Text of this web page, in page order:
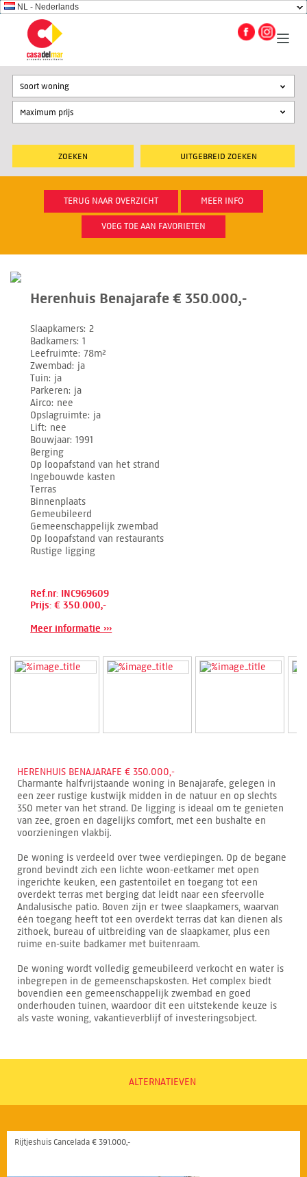
NL - Nederlands
UITGEBREID ZOEKEN
Soort woning
TERUG NAAR OVERZICHT MEER INFO
VOEG TOE AAN FAVORIETEN
Herenhuis Benajarafe € 350.000,-
Slaapkamers 2
Badkamers 1
Leefruimte 78m²
Zwembad ja
Tuin ja
Parkeren ja
Airco nee
Opslagruimte ja
Lift nee
Bouwjaar 1991
Berging
Op loopafstand van het strand
Ingebouwde kasten
Terras
Binnenplaats
Gemeubileerd
Gemeenschappelijk zwembad
Op loopafstand van restaurants
Rustige ligging
Ref.nr: INC969609
Prijs: € 350.000,-
Meer informatie ›››
HERENHUIS BENAJARAFE € 350.000,-
Charmante halfvrijstaande woning in Benajarafe, gelegen in
een zeer rustige kustwijk midden in de natuur en op slechts
350 meter van het strand. De ligging is ideaal om te genieten
van zee, groen en dagelijks comfort, met een bushalte en
voorzieningen vlakbij.
De woning is verdeeld over twee verdiepingen. Op de begane
grond bevindt zich een lichte woon-eetkamer met open
ingerichte keuken, een gastentoilet en toegang tot een
overdekt terras met berging dat leidt naar een sfeervolle
Andalusische patio. Boven zijn er twee slaapkamers, waarvan
één toegang heeft tot een overdekt terras dat kan dienen als
zithoek, bureau of uitbreiding van de slaapkamer, plus een
ruime en-suite badkamer met buitenraam.
De woning wordt volledig gemeubileerd verkocht en water is
inbegrepen in de gemeenschapskosten. Het complex biedt
bovendien een gemeenschappelijk zwembad en goed
onderhouden tuinen, waardoor dit een uitstekende keuze is
als vaste woning, vakantieverblijf of investeringsobject.
ALTERNATIEVEN
Rijtjeshuis Cancelada € 391.000,-